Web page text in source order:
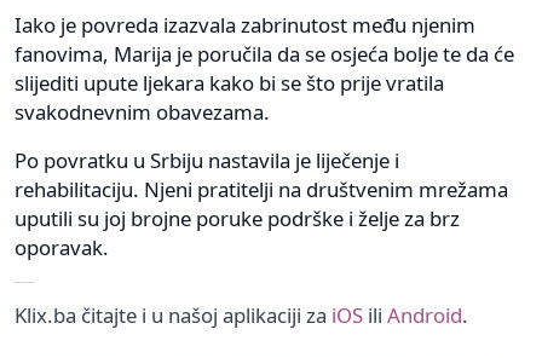
Iako je povreda izazvala zabrinutost među njenim
fanovima, Marija je poručila da se osjeća bolje te da će
slijediti upute ljekara kako bi se što prije vratila
svakodnevnim obavezama.
Po povratku u Srbiju nastavila je liječenje i
rehabilitaciju. Njeni pratitelji na društvenim mrežama
uputili su joj brojne poruke podrške i želje za brz
oporavak.
Klix.ba čitajte i u našoj aplikaciji za iOS ili Android.